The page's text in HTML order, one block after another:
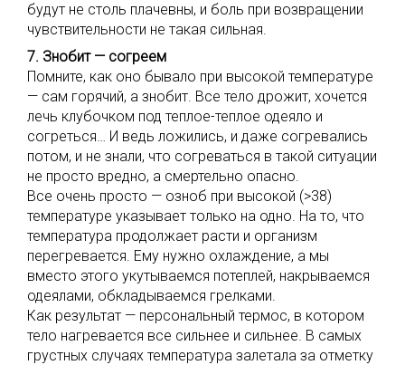
будут не столь плачевны, и боль при возвращении
чувствительности не такая сильная.
7. Знобит — согреем
Помните, как оно бывало при высокой температуре
— сам горячий, а знобит. Все тело дрожит, хочется
лечь клубочком под теплое-теплое одеяло и
согреться… И ведь ложились, и даже согревались
потом, и не знали, что согреваться в такой ситуации
не просто вредно, а смертельно опасно.
Все очень просто — озноб при высокой (>38)
температуре указывает только на одно. На то, что
температура продолжает расти и организм
перегревается. Ему нужно охлаждение, а мы
вместо этого укутываемся потеплей, накрываемся
одеялами, обкладываемся грелками.
Как результат — персональный термос, в котором
тело нагревается все сильнее и сильнее. В самых
грустных случаях температура залетала за отметку